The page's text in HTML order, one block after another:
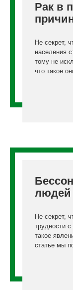
Рак в
Не секрет,
населения
тому не
что такое
людей
Не секрет,
трудности
такое
статье мы